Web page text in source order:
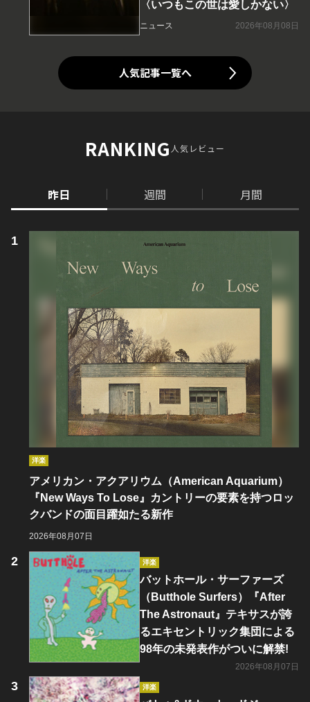
〈いつもこの世は愛しかない〉
ニュース 2026年08月08日
人気記事一覧へ
RANKING人気レビュー
昨日 週間 月間
洋楽
アメリカン・アクアリウム（American Aquarium）
『New Ways To Lose』カントリーの要素を持つロッ
クバンドの面目躍如たる新作
2026年08月07日
洋楽
バットホール・サーファーズ
（Butthole Surfers）『After
The Astronaut』テキサスが誇
るエキセントリック集団による
98年の未発表作がついに解禁!
2026年08月07日
洋楽